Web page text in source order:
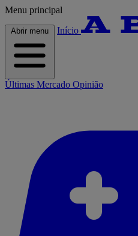
Menu principal
Abrir menu Início
Últimas Mercado Opinião